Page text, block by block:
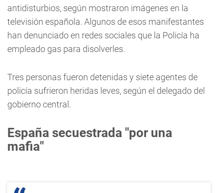
antidisturbios, según mostraron imágenes en la
televisión española. Algunos de esos manifestantes
han denunciado en redes sociales que la Policía ha
empleado gas para disolverles.
Tres personas fueron detenidas y siete agentes de
policía sufrieron heridas leves, según el delegado del
gobierno central.
España secuestrada "por una
mafia"